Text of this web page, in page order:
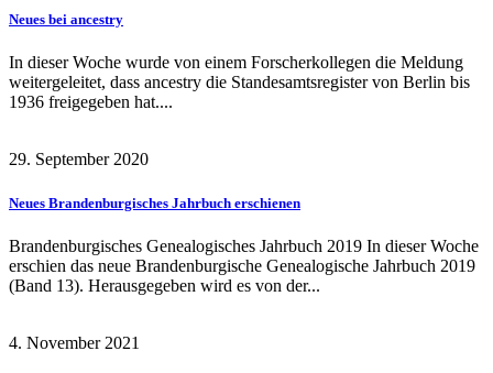
Neues bei ancestry
In dieser Woche wurde von einem Forscherkollegen die Meldung
weitergeleitet, dass ancestry die Standesamtsregister von Berlin bis
1936 freigegeben hat....
29. September 2020
Neues Brandenburgisches Jahrbuch erschienen
Brandenburgisches Genealogisches Jahrbuch 2019 In dieser Woche
erschien das neue Brandenburgische Genealogische Jahrbuch 2019
(Band 13). Herausgegeben wird es von der...
4. November 2021